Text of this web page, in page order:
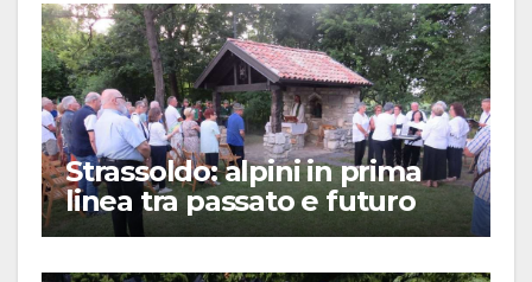
Strassoldo: alpini in prima
linea tra passato e futuro